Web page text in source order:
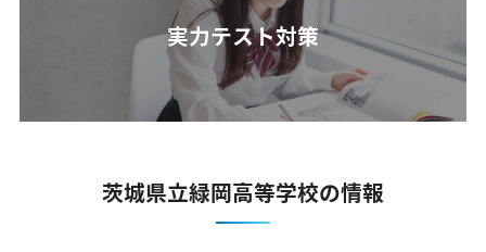
実力テスト対策
茨城県立緑岡高等学校の情報